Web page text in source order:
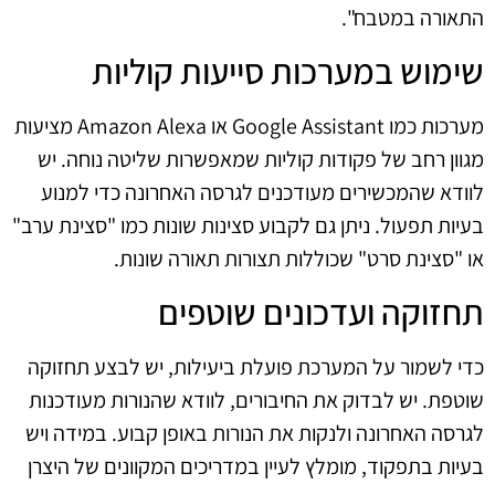
התאורה במטבח".
שימוש במערכות סייעות קוליות
מערכות כמו Google Assistant או Amazon Alexa מציעות
מגוון רחב של פקודות קוליות שמאפשרות שליטה נוחה. יש
לוודא שהמכשירים מעודכנים לגרסה האחרונה כדי למנוע
בעיות תפעול. ניתן גם לקבוע סצינות שונות כמו "סצינת ערב"
או "סצינת סרט" שכוללות תצורות תאורה שונות.
תחזוקה ועדכונים שוטפים
כדי לשמור על המערכת פועלת ביעילות, יש לבצע תחזוקה
שוטפת. יש לבדוק את החיבורים, לוודא שהנורות מעודכנות
לגרסה האחרונה ולנקות את הנורות באופן קבוע. במידה ויש
בעיות בתפקוד, מומלץ לעיין במדריכים המקוונים של היצרן